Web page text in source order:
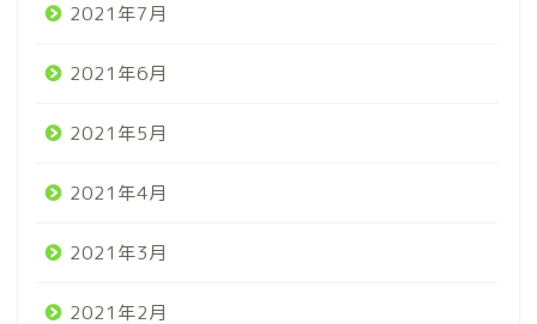
2021年7月
2021年6月
2021年5月
2021年4月
2021年3月
2021年2月